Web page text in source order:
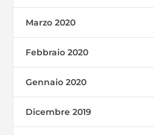
Marzo 2020
Febbraio 2020
Gennaio 2020
Dicembre 2019